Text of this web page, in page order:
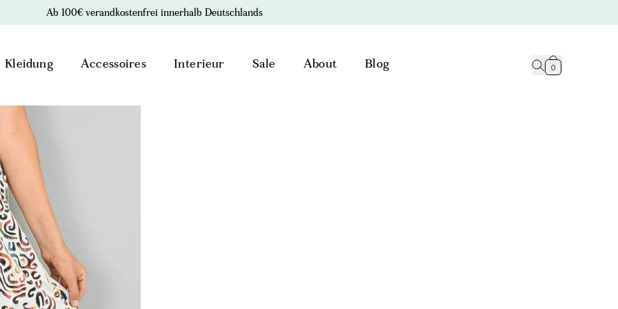
Ab 100€ verandkostenfrei innerhalb Deutschlands
Kleidung Accessoires Interieur Sale About Blog 0